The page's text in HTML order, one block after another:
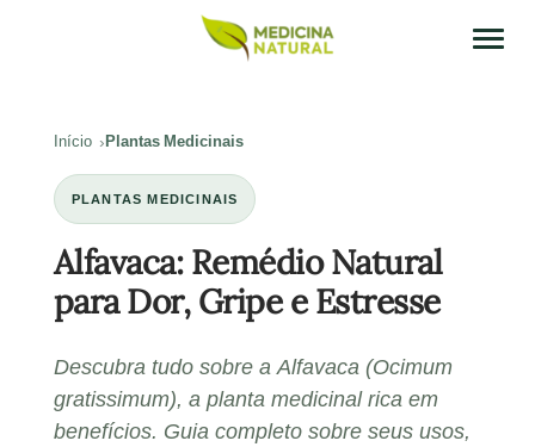
Início Plantas Medicinais
PLANTAS MEDICINAIS
Alfavaca: Remédio Natural
para Dor, Gripe e Estresse
Descubra tudo sobre a Alfavaca (Ocimum
gratissimum), a planta medicinal rica em
benefícios. Guia completo sobre seus usos,